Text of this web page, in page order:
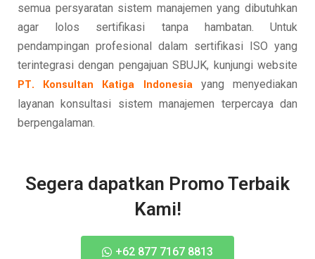
semua persyaratan sistem manajemen yang dibutuhkan
agar lolos sertifikasi tanpa hambatan. Untuk
pendampingan profesional dalam sertifikasi ISO yang
terintegrasi dengan pengajuan SBUJK, kunjungi website
PT. Konsultan Katiga Indonesia yang menyediakan
layanan konsultasi sistem manajemen terpercaya dan
berpengalaman.
Segera dapatkan Promo Terbaik
Kami!
+62 877 7167 8813